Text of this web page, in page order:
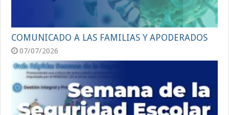
COMUNICADO A LAS FAMILIAS Y APODERADOS
07/07/2026